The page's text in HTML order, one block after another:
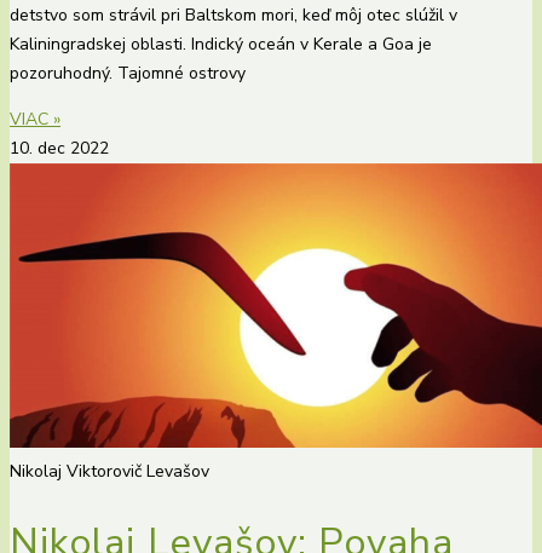
detstvo som strávil pri Baltskom mori, keď môj otec slúžil v
Kaliningradskej oblasti. Indický oceán v Kerale a Goa je
pozoruhodný. Tajomné ostrovy
VIAC »
10. dec 2022
Nikolaj Viktorovič Levašov
Nikolaj Levašov: Povaha